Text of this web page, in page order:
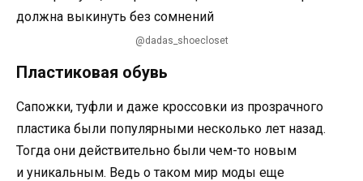
@dadas_shoecloset
Пластиковая обувь
Сапожки, туфли и даже кроссовки из прозрачного
пластика были популярными несколько лет назад.
Тогда они действительно были чем-то новым
и уникальным. Ведь о таком мир моды еще